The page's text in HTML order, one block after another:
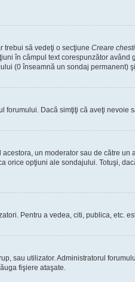
trebui să vedeţi o secţiune Creare
în câmpul text corespunzător
(0 înseamnă un sondaj
forumului. Dacă simţiţi că aveţi
un moderator sau de către
orice opţiuni ale sondajului. Totuşi,
Pentru a vedea, citi, publica,
sau utilizator. Administratorul
fişiere ataşate.